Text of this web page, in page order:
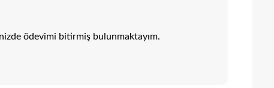
ödevimi bitirmiş bulunmaktayım.